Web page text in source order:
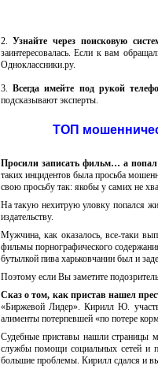
2.Узнайте через поисковую
заинтересовалась. Если к вам
Одноклассники.ру.
3. Всегда имейте под рукой
подсказывают эксперты.
ТОП
Просили записать фильм… а
таких инцидентов была просьба
свою просьбу так: якобы у самих не
На такую нехитрую уловку попался
издательству.
Мужчина, как оказалось, все-таки
фильмы порнографического
бутылкой пива харьковчанин был и
Поэтому если Вы заметите
Сказ о том, как пристав нашел
«Биржевой Лидер». Кирилл Ю.
алименты потерпевшей «по потере
Судебные приставы нашли страницы
службы помощи социальных сетей и
большие проблемы. Кирилл сдался и